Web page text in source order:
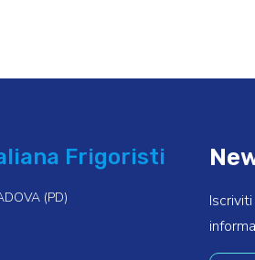
Frigoristi
(PD)